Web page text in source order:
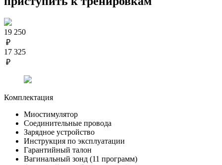
19 250
₽
17 325
₽
Комплектация
Миостимулятор
Соединительные провода
Зарядное устройство
Инструкция по эксплуатации
Гарантийный талон
Вагинальный зонд (11 программ)